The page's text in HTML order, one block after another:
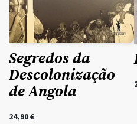
Segredos da
Descolonização
de Angola
24,90€